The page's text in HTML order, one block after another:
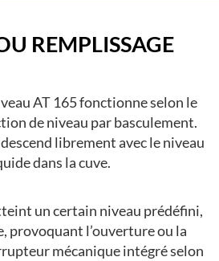
REMPLISSAGE
AT 165 fonctionne selon le
de niveau par basculement.
librement avec le niveau
dans la cuve.
un certain niveau prédéfini,
provoquant l’ouverture ou la
mécanique intégré selon